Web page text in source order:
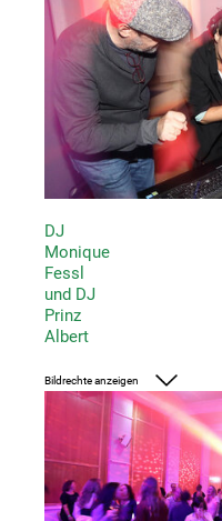
DJ
Monique
Fessl
und DJ
Prinz
Albert
Bildrechte anzeigen